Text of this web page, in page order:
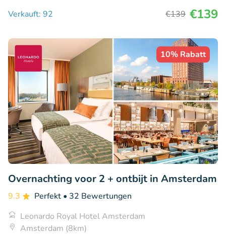
Verkauft: 92
€139 €139
10% Rabatt
Overnachting voor 2 + ontbijt in Amsterdam
9.3 Perfekt • 32 Bewertungen
Leonardo Royal Hotel Amsterdam
Amsterdam (8km)